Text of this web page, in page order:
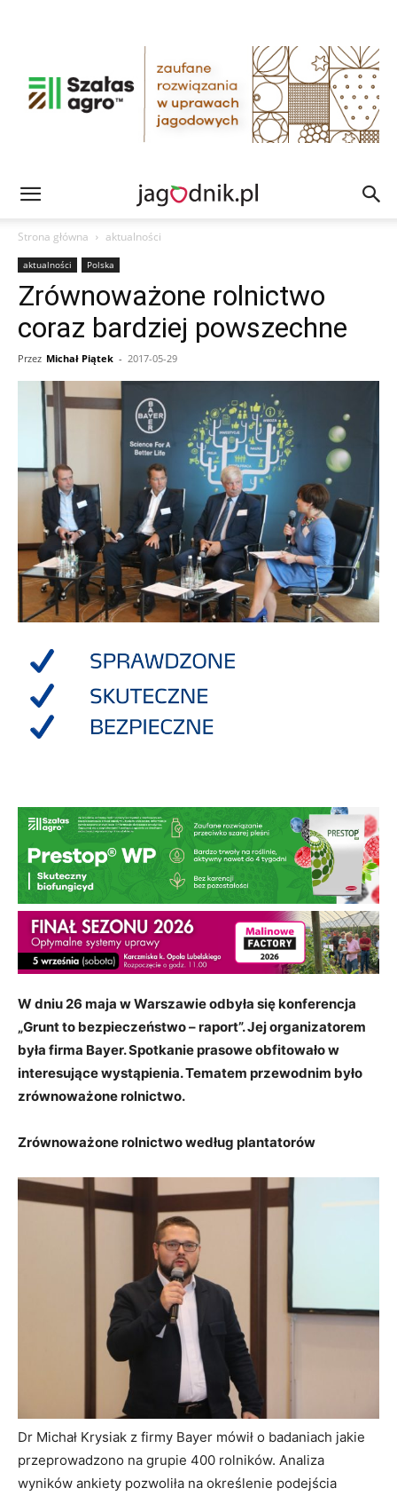
Strona główna aktualności
aktualności Polska
Zrównoważone rolnictwo
coraz bardziej powszechne
Przez Michał Piątek - 2017-05-29
W dniu 26 maja w Warszawie odbyła się konferencja
„Grunt to bezpieczeństwo – raport”. Jej organizatorem
była firma Bayer. Spotkanie prasowe obfitowało w
interesujące wystąpienia. Tematem przewodnim było
zrównoważone rolnictwo.
Zrównoważone rolnictwo według plantatorów
Dr Michał Krysiak z firmy Bayer mówił o badaniach jakie
przeprowadzono na grupie 400 rolników. Analiza
wyników ankiety pozwoliła na określenie podejścia